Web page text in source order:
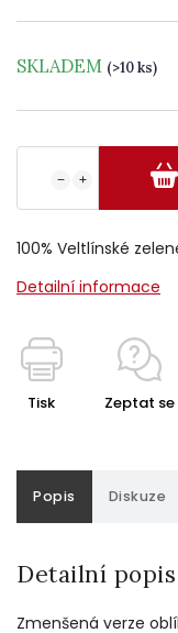
SKLADEM (>10 ks)
+
−
100% Veltlínské
Detailní informace
Tisk Zeptat se
Popis Diskuze
Detailní
Zmenšená verze